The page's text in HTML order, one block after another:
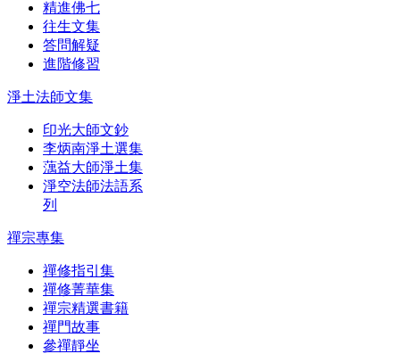
精進佛七
往生文集
答問解疑
進階修習
淨土法師文集
印光大師文鈔
李炳南淨土選集
蕅益大師淨土集
淨空法師法語系
列
禪宗專集
禪修指引集
禪修菁華集
禪宗精選書籍
禪門故事
參禪靜坐